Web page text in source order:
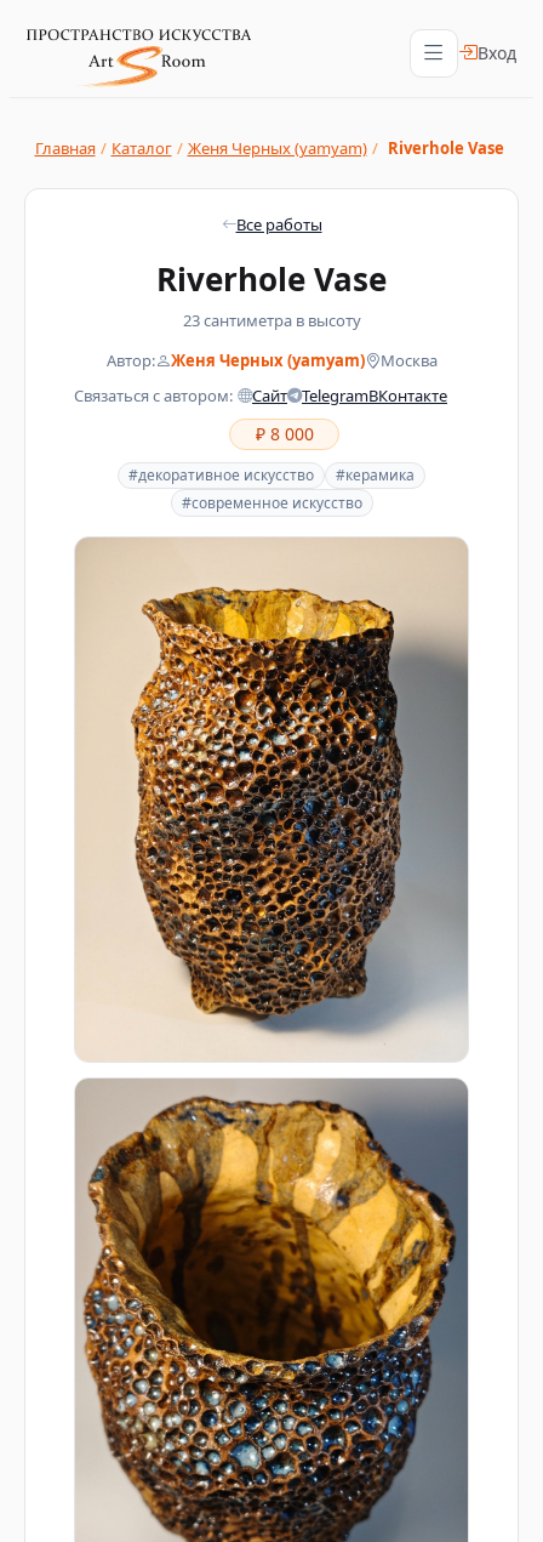
Вход
Главная / Каталог / Женя Черных (yamyam) / Riverhole Vase
Все работы
Riverhole Vase
23 сантиметра в высоту
#декоративное искусство
#керамика
#современное искусство
Автор: Женя Черных (yamyam)
Москва
Связаться с автором:
Сайт TelegramВКонтакте
₽ 8 000